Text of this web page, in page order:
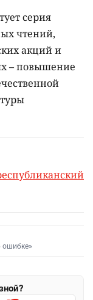
серия
чтений,
акций и
–повышение
ошибке»